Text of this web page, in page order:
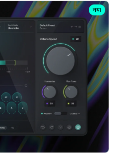
नया